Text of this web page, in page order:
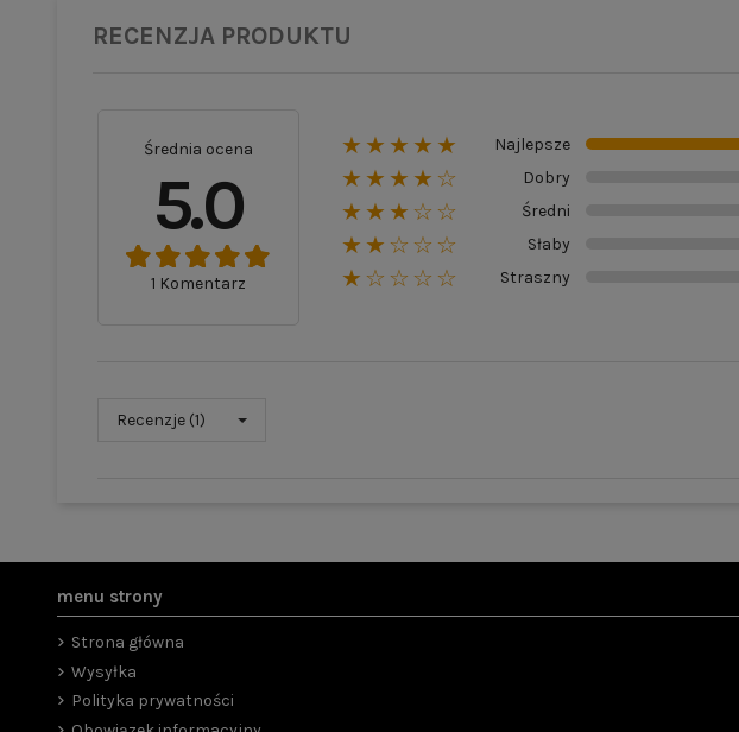
RECENZJA PRODUKTU
Średnia ocena
5.0
1 Komentarz
★★★★★ Najlepsze
★★★★☆ Dobry
★★★☆☆ Średni
★★☆☆☆ Słaby
★☆☆☆☆ Straszny
Recenzje (1)
menu strony
Strona główna
Wysyłka
Polityka prywatności